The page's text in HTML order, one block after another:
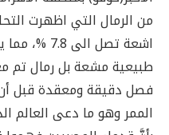
من الرمال التي اظهرت
اشعة تصل
طبيعية مشعة بل رمال تم
فصل دقيقة ومعقدة قبل
الممر وهو ما دعى العالم